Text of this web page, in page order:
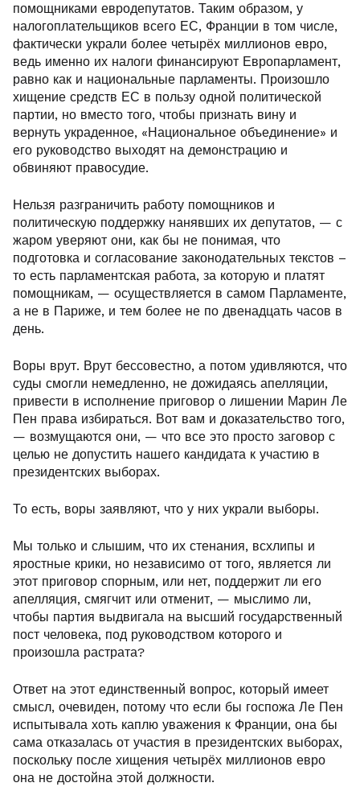
помощниками евродепутатов. Таким образом, у
налогоплательщиков всего ЕС, Франции в том числе,
фактически украли более четырёх миллионов евро,
ведь именно их налоги финансируют Европарламент,
равно как и национальные парламенты. Произошло
хищение средств ЕС в пользу одной политической
партии, но вместо того, чтобы признать вину и
вернуть украденное, «Национальное объединение» и
его руководство выходят на демонстрацию и
обвиняют правосудие.
Нельзя разграничить работу помощников и
политическую поддержку нанявших их депутатов, — с
жаром уверяют они, как бы не понимая, что
подготовка и согласование законодательных текстов –
то есть парламентская работа, за которую и платят
помощникам, — осуществляется в самом Парламенте,
а не в Париже, и тем более не по двенадцать часов в
день.
Воры врут. Врут бессовестно, а потом удивляются, что
суды смогли немедленно, не дожидаясь апелляции,
привести в исполнение приговор о лишении Марин Ле
Пен права избираться. Вот вам и доказательство того,
— возмущаются они, — что все это просто заговор с
целью не допустить нашего кандидата к участию в
президентских выборах.
То есть, воры заявляют, что у них украли выборы.
Мы только и слышим, что их стенания, всхлипы и
яростные крики, но независимо от того, является ли
этот приговор спорным, или нет, поддержит ли его
апелляция, смягчит или отменит, — мыслимо ли,
чтобы партия выдвигала на высший государственный
пост человека, под руководством которого и
произошла растрата?
Ответ на этот единственный вопрос, который имеет
смысл, очевиден, потому что если бы госпожа Ле Пен
испытывала хоть каплю уважения к Франции, она бы
сама отказалась от участия в президентских выборах,
поскольку после хищения четырёх миллионов евро
она не достойна этой должности.